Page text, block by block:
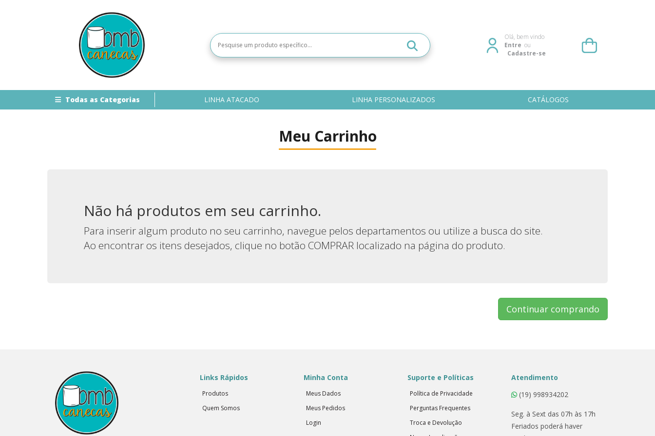
Olá, bem vindo
Entreou
Cadastre-se
Todas as Categorias LINHA ATACADO LINHA PERSONALIZADOS CATÁLOGOS
Meu Carrinho
Não há produtos em seu carrinho.
Para inserir algum produto no seu carrinho, navegue pelos departamentos ou utilize a busca do site.
Ao encontrar os itens desejados, clique no botão COMPRAR localizado na página do produto.
Continuar comprando
Links Rápidos
Produtos
Quem Somos
Minha Conta
Meus Dados
Meus Pedidos
Login
Suporte e Políticas
Política de Privacidade
Perguntas Frequentes
Troca e Devolução
Atendimento
(19) 998934202
Seg. à Sext das 07h às 17h
Feriados poderá haver